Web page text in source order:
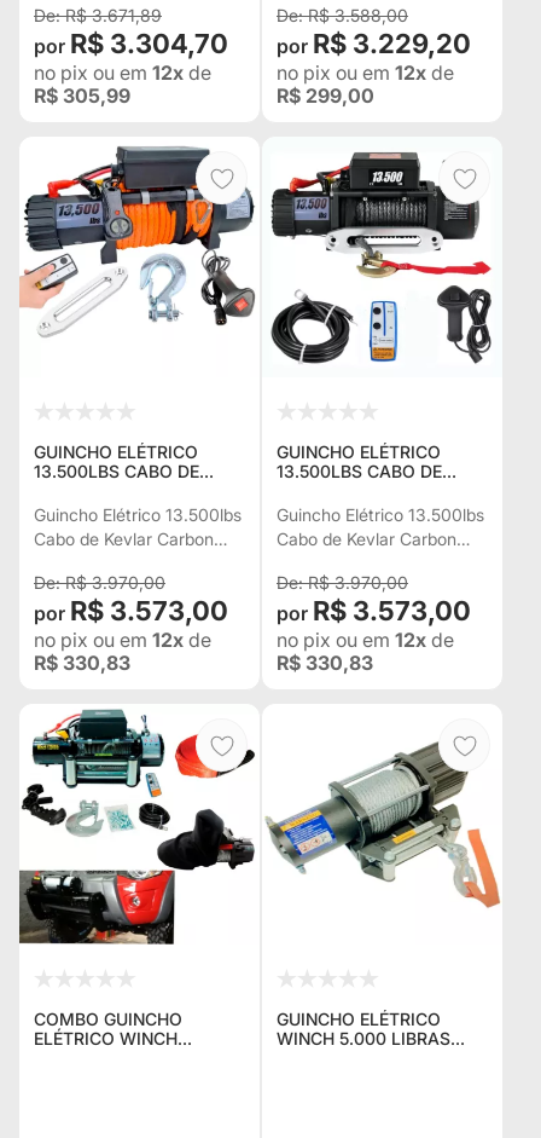
R$ 3.671,89
R$ 3.304,70
no pix ou em 12x de
R$ 305,99
R$ 3.588,00
R$ 3.229,20
no pix ou em 12x de
R$ 299,00
GUINCHO ELÉTRICO
13.500LBS CABO DE
CARBON U.S.A. C/ 2
CONTROLES P/ JEEP
RURAL F75 TROLLER
Guincho Elétrico 13.500lbs
Cabo de Kevlar Carbon
Jeep Rural F75 Troller
L200 Hilux Bandeirante
R$ 3.970,00
R$ 3.573,00
no pix ou em 12x de
R$ 330,83
GUINCHO ELÉTRICO
13.500LBS CABO DE
C/2 CONTROLES P/ JEEP
RURAL F75 TROLLER
L200 HILUX
Guincho Elétrico 13.500lbs
Cabo de Kevlar Carbon
Jeep Rural F75 Troller
L200 Hilux Bandeirante
R$ 3.970,00
R$ 3.573,00
no pix ou em 12x de
R$ 330,83
COMBO GUINCHO
ELÉTRICO WINCH
GUINCHO ELÉTRICO
WINCH 5.000 LIBRAS